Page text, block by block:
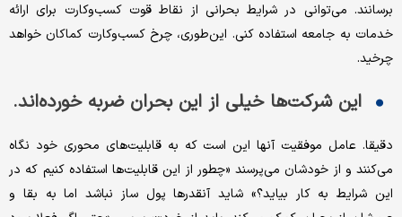
برسانند. می‌توانی در شرایط بحرانی از نقاط قوت کسب‌وکارت برای ارائه
خدمات به جامعه استفاده کنی. این‌طوری، چرخ کسب‌وکارت کماکان خواهد
چرخید.
این شرکت‌ها خیلی از این بحران ضربه خورده‌اند.
دقیقا. عامل موفقیت آنها این است که به قابلیت‌های محوری خود نگاه
می‌کنند و از خودشان می‌پرسند «چطور از این قابلیت‌ها استفاده کنیم که در
این شرایط به کار بیاید؟» شاید آنقدرها پول ساز نباشد اما به بقا و